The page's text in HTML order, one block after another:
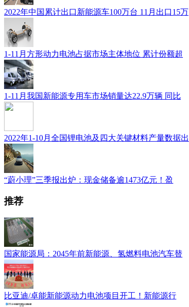
2022年中国累计出口新能源车100万台 11月出口15万
1-11月方形动力电池占据市场主体地位 累计份额超
1-11月我国新能源专用车市场销量达22.9万辆 同比
2022年1-10月全国锂电池及四大关键材料产量数据出
“蔚小理”三季报出炉：现金储备逾1473亿元！盈
推荐
国家能源局：2045年前新能源、氢燃料电池汽车替
比亚迪/卓能新能源动力电池项目开工！新能源行